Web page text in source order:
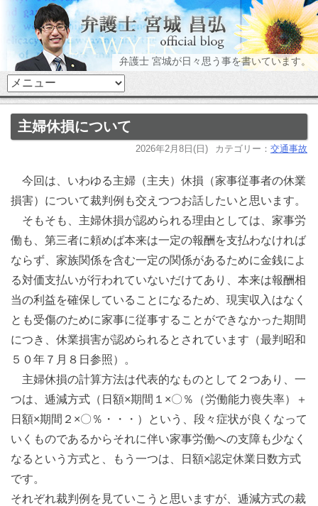
弁護士 宮城が日々思う事を書いています。
主婦休損について
2026年2月8日(日) カテゴリー： 交通事故
今回は、いわゆる主婦（主夫）休損（家事従事者の休業
損害）について裁判例も交えつつお話したいと思います。
そもそも、主婦休損が認められる理由としては、家事労
働も、第三者に頼めば本来は一定の報酬を支払わなければ
ならず、家族関係を含む一定の関係があるために金銭によ
る対価支払いが行われていないだけてあり、本来は報酬相
当の利益を確保していることになるため、現実収入はなく
とも受傷のために家事に従事することができなかった期間
につき、休業損害が認められるとされています（最判昭和
５０年７月８日参照）。
主婦休損の計算方法は代表的なものとして２つあり、一
つは、逓減方式（日額×期間１×〇％（労働能力喪失率）＋
日額×期間２×〇％・・・）という、段々症状が良くなって
いくものであるからそれに伴い家事労働への支障も少なく
なるという方式と、もう一つは、日額×認定休業日数方式
です。
それぞれ裁判例を見ていこうと思いますが、逓減方式の裁